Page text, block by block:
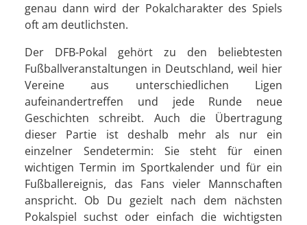
genau dann wird der Pokalcharakter des Spiels
oft am deutlichsten.
Der DFB-Pokal gehört zu den beliebtesten
Fußballveranstaltungen in Deutschland, weil hier
Vereine aus unterschiedlichen Ligen
aufeinandertreffen und jede Runde neue
Geschichten schreibt. Auch die Übertragung
dieser Partie ist deshalb mehr als nur ein
einzelner Sendetermin: Sie steht für einen
wichtigen Termin im Sportkalender und für ein
Fußballereignis, das Fans vieler Mannschaften
anspricht. Ob Du gezielt nach dem nächsten
Pokalspiel suchst oder einfach die wichtigsten